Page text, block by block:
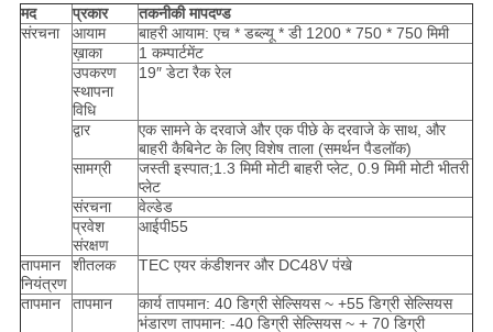
मद
प्रकार
तकनीकी मापदण्ड
संरचना
आयाम
बाहरी आयाम: एच * डब्ल्यू * डी 1200 * 750 * 750 मिमी
ख़ाका
1 कम्पार्टमेंट
उपकरण
स्थापना
विधि
19″ डेटा रैक रेल
द्वार
एक सामने के दरवाजे और एक पीछे के दरवाजे के साथ, और
बाहरी कैबिनेट के लिए विशेष ताला (समर्थन पैडलॉक)
सामग्री
जस्ती इस्पात;1.3 मिमी मोटी बाहरी प्लेट, 0.9 मिमी मोटी भीतरी
प्लेट
संरचना
वेल्डेड
प्रवेश
संरक्षण
आईपी55
तापमान
नियंत्रण
शीतलक TEC एयर कंडीशनर और DC48V पंखे
तापमान तापमान
कार्य तापमान: 40 डिग्री सेल्सियस ~ +55 डिग्री सेल्सियस
भंडारण तापमान: -40 डिग्री सेल्सियस ~ + 70 डिग्री